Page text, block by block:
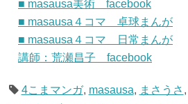
■ masausa美術 facebook
■ masausa４コマ 卓球まんが
■ masausa４コマ 日常まんが
講師：荒瀬昌子 facebook
4こまマンガ, masausa, まさうさ ,